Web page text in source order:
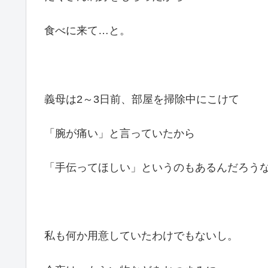
食べに来て…と。
義母は2～3日前、部屋を掃除中にこけて
「腕が痛い」と言っていたから
「手伝ってほしい」というのもあるんだろう
私も何か用意していたわけでもないし。